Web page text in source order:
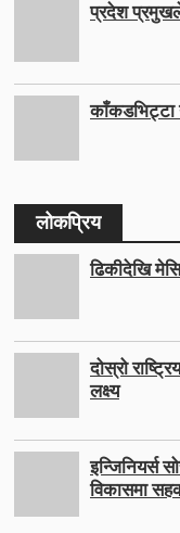
प्रदेश प्रमुखले
काँकडभिट्टा
लोकप्रिय
ढिकीदेखि
दोस्रो
लक्ष्य
इन्जिनियर्स
विकासमा